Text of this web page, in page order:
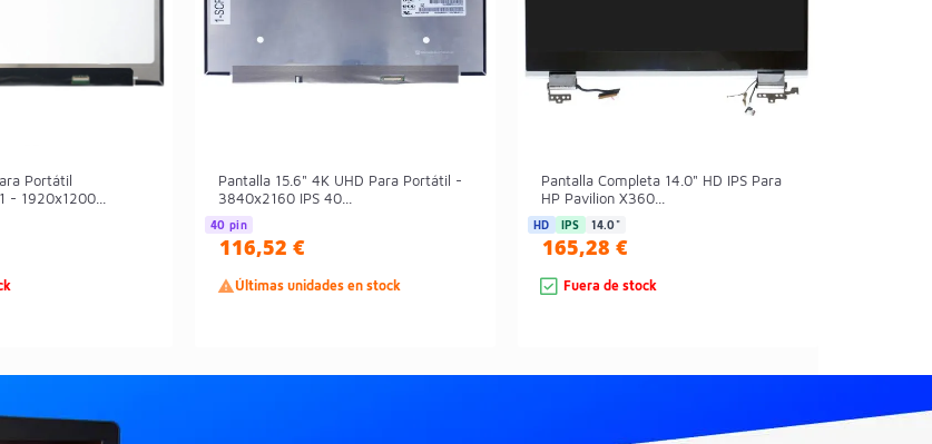
Portátil
- 1920x1200...
Pantalla 15.6" 4K UHD Para Portátil -
3840x2160 IPS 40...
40 pin
116,52 €
Últimas unidades en stock
Pantalla Completa 14.0" HD IPS Para
HP Pavilion X360...
HD IPS 14.0"
165,28 €
Fuera de stock